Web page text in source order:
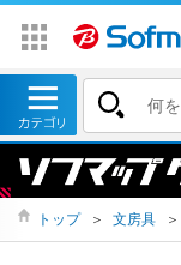
トップ ＞ 文房具 ＞